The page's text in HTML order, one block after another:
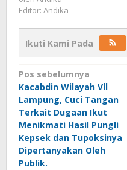
Editor: Andika
Ikuti Kami Pada
Navigasi
pos
Pos sebelumnya
Kacabdin Wilayah Vll
Lampung, Cuci Tangan
Terkait Dugaan Ikut
Menikmati Hasil Pungli
Kepsek dan Tupoksinya
Dipertanyakan Oleh
Publik.